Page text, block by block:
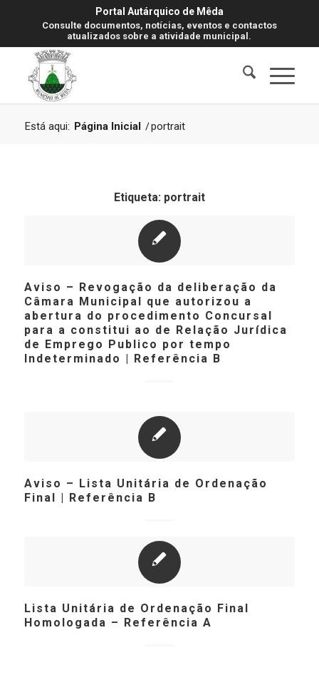
Portal Autárquico de Mêda
Consulte documentos, notícias, eventos e contactos
atualizados sobre a atividade municipal.
Está aqui: Página Inicial /portrait
Etiqueta: portrait
Aviso – Revogação da deliberação da
Câmara Municipal que autorizou a
abertura do procedimento Concursal
para a constitui ao de Relação Jurídica
de Emprego Publico por tempo
lndeterminado | Referência B
Aviso – Lista Unitária de Ordenação
Final | Referência B
Lista Unitária de Ordenação Final
Homologada – Referência A